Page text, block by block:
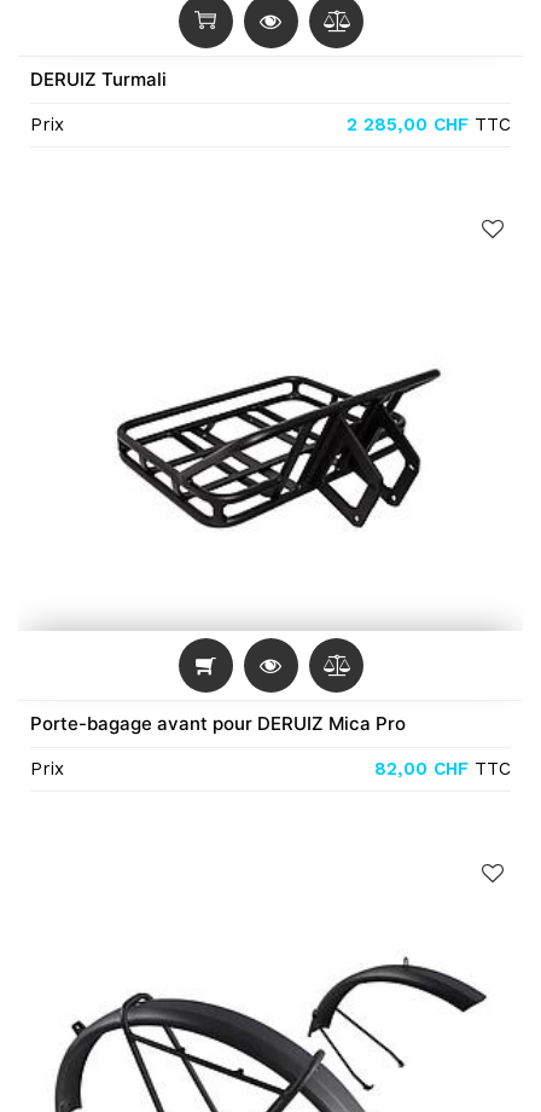
DERUIZ Turmali
Prix 2 285,00 CHF TTC
Porte-bagage avant pour DERUIZ Mica Pro
Prix 82,00 CHF TTC